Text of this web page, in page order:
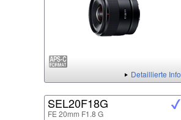
Detaillierte Info
SEL20F18G
FE 20mm F1.8 G